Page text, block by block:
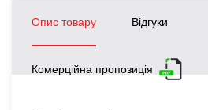
Опис товару Відгуки
Комерційна пропозиція